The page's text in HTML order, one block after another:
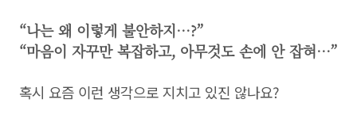
“나는 왜 이렇게 불안하지…?”
“마음이 자꾸만 복잡하고, 아무것도 손에 안 잡혀…”
혹시 요즘 이런 생각으로 지치고 있진 않나요?